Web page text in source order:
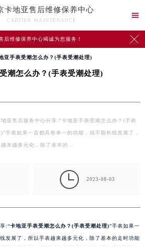
卡地亚售后维修保养中心
CARTIER MAINTENANCE

后维修保养中心竭诚为您服务！ 
亚手表受潮怎么办？(手表受潮处理)
潮怎么办？(手表受潮处理)
亚售后服务中心分享:“卡地亚手表受潮怎么办？(手表
手表如果一直都具有单一的功能，就不能长线发展了，
越来越多元化，除了基本的…
 2023-08-03
:“卡地亚手表受潮怎么办？(手表受潮处理)”手表如果一
发展了，所以手表越来越多元化，除了基本的走时功能